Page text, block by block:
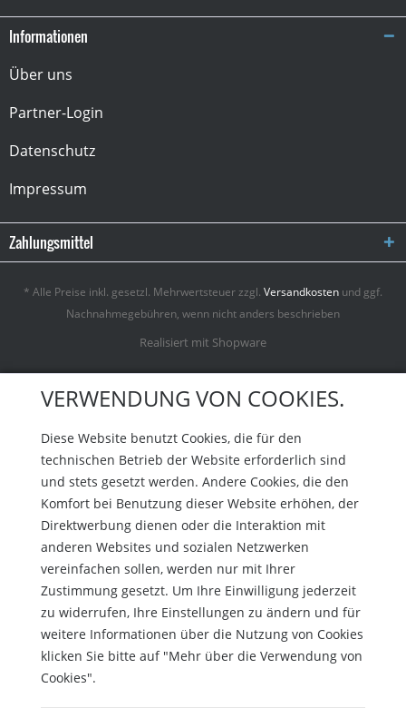
Informationen
Über uns
Partner-Login
Datenschutz
Impressum
Zahlungsmittel
* Alle Preise inkl. gesetzl. Mehrwertsteuer zzgl. Versandkosten und ggf.
Nachnahmegebühren, wenn nicht anders beschrieben
Realisiert mit Shopware
VERWENDUNG VON COOKIES.
Diese Website benutzt Cookies, die für den
technischen Betrieb der Website erforderlich sind
und stets gesetzt werden. Andere Cookies, die den
Komfort bei Benutzung dieser Website erhöhen, der
Direktwerbung dienen oder die Interaktion mit
anderen Websites und sozialen Netzwerken
vereinfachen sollen, werden nur mit Ihrer
Zustimmung gesetzt. Um Ihre Einwilligung jederzeit
zu widerrufen, Ihre Einstellungen zu ändern und für
weitere Informationen über die Nutzung von Cookies
klicken Sie bitte auf "Mehr über die Verwendung von
Cookies".